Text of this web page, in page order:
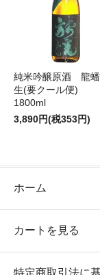
純米吟醸原酒 龍
生(要クール便)
1800ml
3,890円(税353円)
ホーム
カートを見る
特定商取引法に